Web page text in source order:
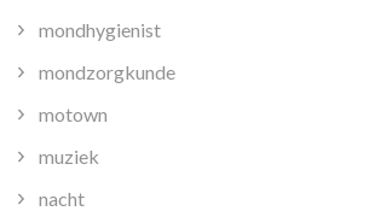
mondhygienist
mondzorgkunde
motown
muziek
nacht